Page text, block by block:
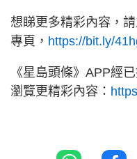
想睇更多精彩內容，
專頁， https://bit.ly/
《星島頭條》APP經
瀏覽更精彩內容：